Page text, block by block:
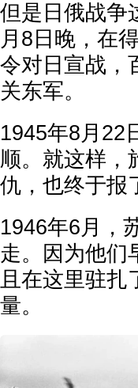
但是日俄战争
月8日晚，在
令对日宣战，
关东军。
1945年8月22
顺。就这样，
仇，也终于报
1946年6月，
走。因为他们
且在这里驻扎
量。